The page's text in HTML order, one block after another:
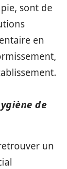
sont de
en
de
un